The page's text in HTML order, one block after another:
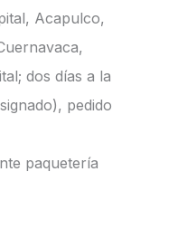
Acapulco,
dos días a la
pedido
paquetería